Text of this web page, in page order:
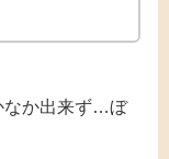
なか出来ず…ぼ